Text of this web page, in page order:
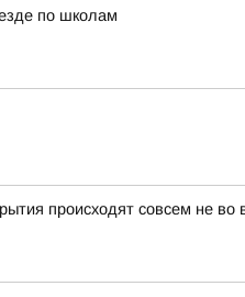
по школам
происходят совсем не во